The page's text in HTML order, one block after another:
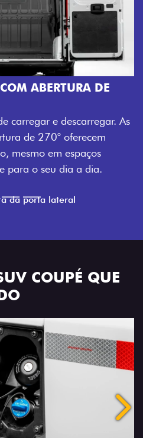
ABERTURA DE
carregar e descarregar. As
de 270° oferecem
mesmo em espaços
para o seu dia a dia.
COUPÉ QUE